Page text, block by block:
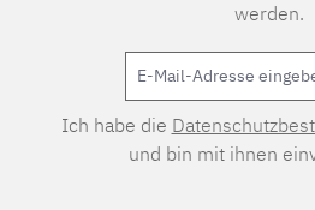
werden.
Ich habe die
und bin mit ihnen